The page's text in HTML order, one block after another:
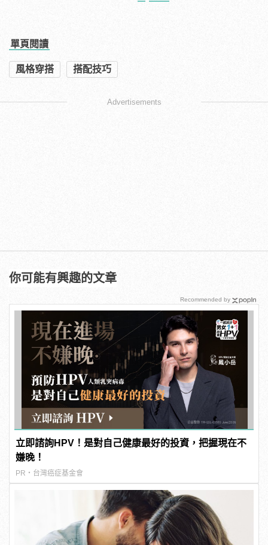
單頁閱讀
風格穿搭 搭配技巧
Advertisements
你可能有興趣的文章
立即諮詢HPV！是對自己健康最好的投資，把握現在不
嫌晚！
PR・台灣癌症基金會
Recommended by